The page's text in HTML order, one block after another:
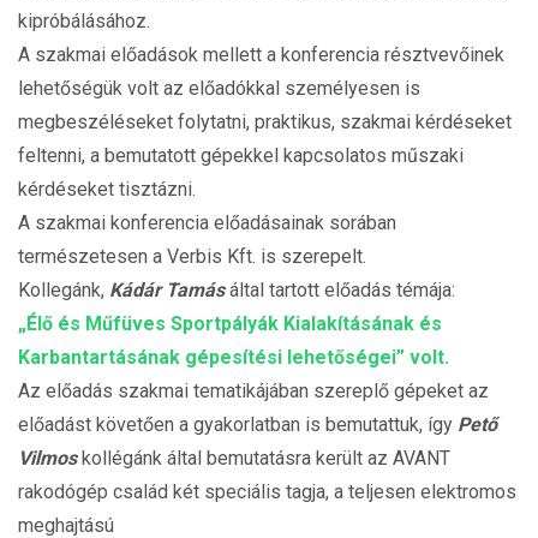
kipróbálásához.
A szakmai előadások mellett a konferencia résztvevőinek
lehetőségük volt az előadókkal személyesen is
megbeszéléseket folytatni, praktikus, szakmai kérdéseket
feltenni, a bemutatott gépekkel kapcsolatos műszaki
kérdéseket tisztázni.
A szakmai konferencia előadásainak sorában
természetesen a Verbis Kft. is szerepelt.
Kollegánk, Kádár Tamásáltal tartott előadás témája:
„Élő és Műfüves Sportpályák Kialakításának és
Karbantartásának gépesítési lehetőségei” volt.
Az előadás szakmai tematikájában szereplő gépeket az
előadást követően a gyakorlatban is bemutattuk, így Pető
Vilmoskollégánk által bemutatásra került az AVANT
rakodógép család két speciális tagja, a teljesen elektromos
meghajtású